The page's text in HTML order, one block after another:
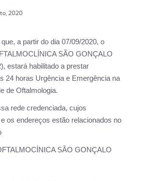
2020
que, a partir do dia07/09/2020, o
SÃO GONÇALO
estará habilitado a prestar
24 horas Urgência e Emergência na
de Oftalmologia.
rede credenciada, cujos
os endereços estão relacionados no
SÃO GONÇALO